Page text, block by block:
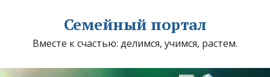
Семейный портал
Вместе к счастью: делимся, учимся, растем.